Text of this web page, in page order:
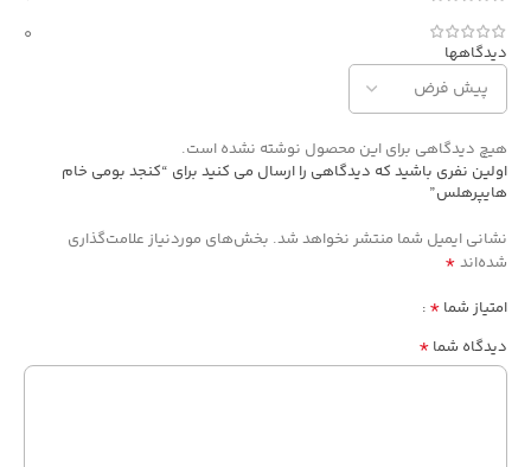
0
دیدگاهها
هیچ دیدگاهی برای این محصول نوشته نشده است.
اولین نفری باشید که دیدگاهی را ارسال می کنید برای “کنجد بومی خام
هایپرهلس”
نشانی ایمیل شما منتشر نخواهد شد. بخش‌های موردنیاز علامت‌گذاری
شده‌اند *
امتیاز شما *
دیدگاه شما *